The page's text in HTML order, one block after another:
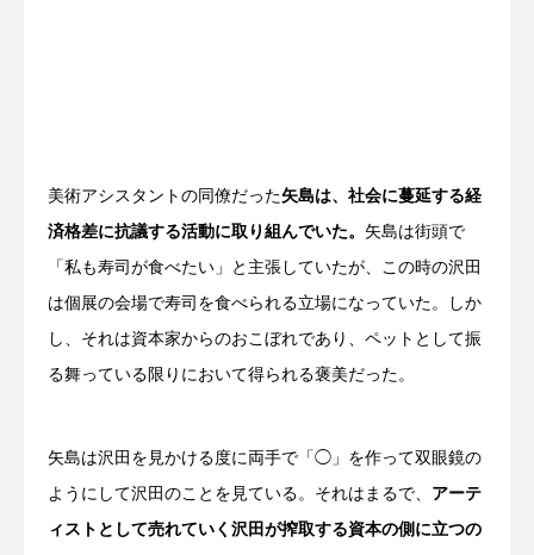
美術アシスタントの同僚だった矢島は、社会に蔓延する経
済格差に抗議する活動に取り組んでいた。 矢島は街頭で
「私も寿司が食べたい」と主張していたが、この時の沢田
は個展の会場で寿司を食べられる立場になっていた。しか
し、それは資本家からのおこぼれであり、ペットとして振
る舞っている限りにおいて得られる褒美だった。
矢島は沢田を見かける度に両手で「◯」を作って双眼鏡の
ようにして沢田のことを見ている。それはまるで、 アーテ
ィストとして売れていく沢田が搾取する資本の側に立つの